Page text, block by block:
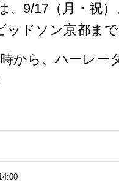
、9/17（月・祝
ッドソン京都ま
から、ハーレー